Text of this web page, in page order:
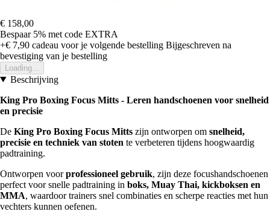
€ 158,00
Bespaar 5% met code EXTRA
+€ 7,90 cadeau voor je volgende bestelling Bijgeschreven na
bevestiging van je bestelling
Loading...
Beschrijving
King Pro Boxing Focus Mitts - Leren handschoenen voor snelheid
en precisie
De King Pro Boxing Focus Mitts zijn ontworpen om snelheid,
precisie en techniek van stoten te verbeteren tijdens hoogwaardig
padtraining.
Ontworpen voorprofessioneel gebruik, zijn deze focushandschoenen
perfect voor snelle padtraining in boks, Muay Thai, kickboksen en
MMA, waardoor trainers snel combinaties en scherpe reacties met hun
vechters kunnen oefenen.